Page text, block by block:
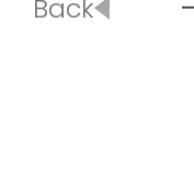
Back